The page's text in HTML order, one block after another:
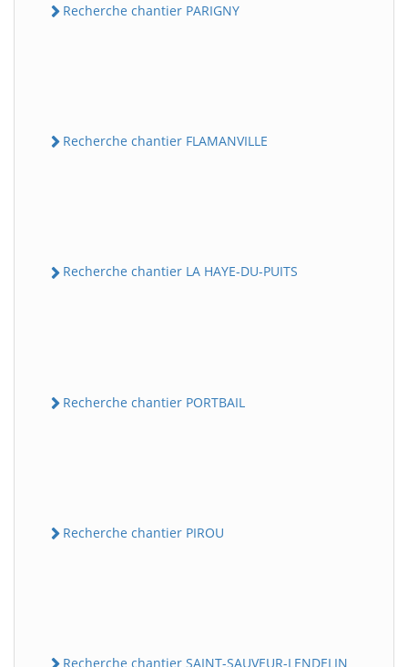
Recherche chantier PARIGNY
Recherche chantier FLAMANVILLE
Recherche chantier LA HAYE-DU-PUITS
Recherche chantier PORTBAIL
Recherche chantier PIROU
Recherche chantier SAINT-SAUVEUR-LENDELIN